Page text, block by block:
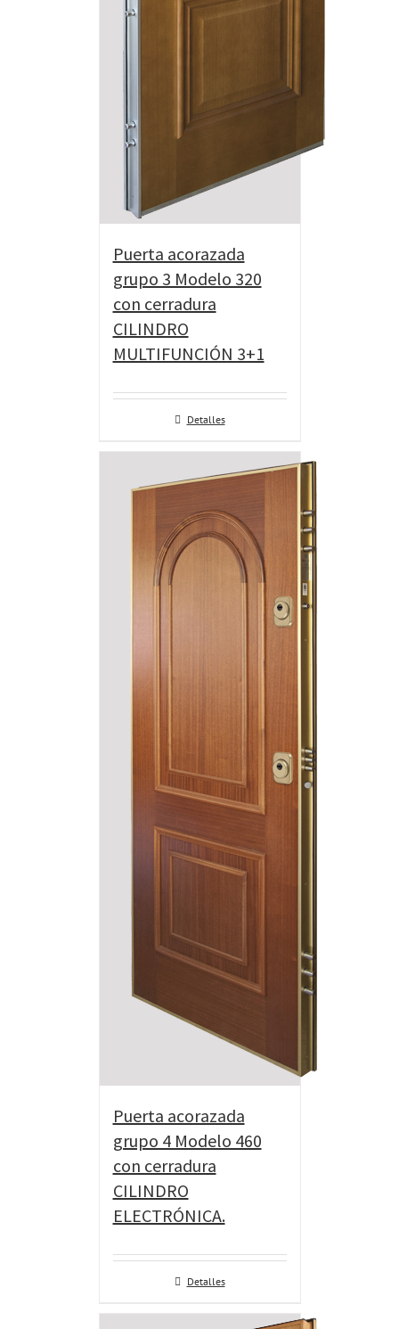
Puerta acorazada
grupo 3 Modelo 320
con cerradura
CILINDRO
MULTIFUNCIÓN 3+1
Detalles
Puerta acorazada
grupo 4 Modelo 460
con cerradura
CILINDRO
ELECTRÓNICA.
Detalles